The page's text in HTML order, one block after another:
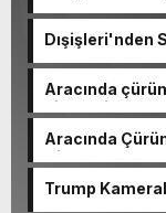
Dışişleri'nden
Aracında
cinayetin
Aracında
Cinayetle
Trump